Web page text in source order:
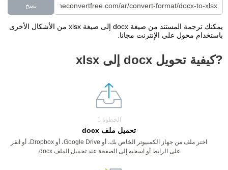
نسخ
يمكنك ترجمة المستند من صيغة docx إلى صيغة xlsx من الأشكال الأخرى
باستخدام محول على الإنترنت مجانا.
?كيفية تحويل docx إلى xlsx
الخطوة 1
تحميل ملف docx
اختر ملف من جهاز الكمبيوتر الخاص بك، أو Google Drive، أو Dropbox، أو انقر
على الرابط أو اسحبه إلى الصفحة عند تحميل الملف docx.